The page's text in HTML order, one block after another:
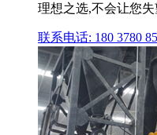
理想之选,不会让您失
联系电话: 180 3780